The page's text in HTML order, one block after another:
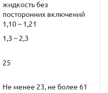
жидкость без
посторонних включений
1,10 – 1,21
1,3 – 2,3
25
Не менее 23, не более 61